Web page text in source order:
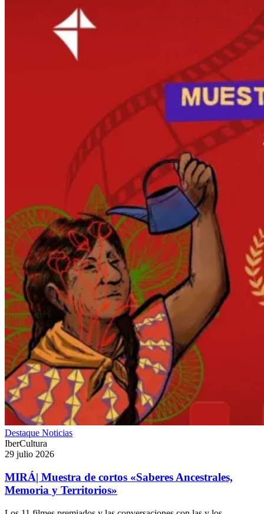
Destaque Noticias
IberCultura
29 julio 2026
MIRÁ| Muestra de cortos «Saberes Ancestrales,
Memoria y Territorios»